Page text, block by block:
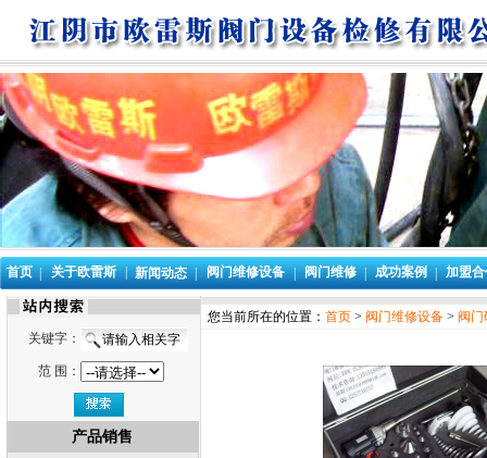
首页 | 关于欧雷斯 | 新闻动态 | 阀门维修设备 | 阀门维修 | 成功案例 | 加盟
关键字：
范 围：
产品销售
您当前所在的位置： 首页 > 阀门维修设备 > 阀门